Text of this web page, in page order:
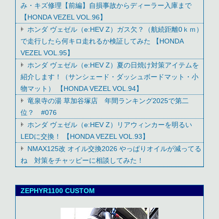
み・キズ修理【前編】自損事故からディーラー入庫まで
【HONDA VEZEL VOL.96】
ホンダ ヴェゼル（e:HEV Z）ガス欠？（航続距離0ｋｍ）
で走行したら何キロ走れるか検証してみた 【HONDA
VEZEL VOL.95】
ホンダ ヴェゼル（e:HEV Z）夏の日焼け対策アイテムを
紹介します！（サンシェード・ダッシュボードマット・小
物マット） 【HONDA VEZEL VOL.94】
竜泉寺の湯 草加谷塚店 年間ランキング2025で第二
位？ #076
ホンダ ヴェゼル（e:HEV Z）リアウィンカーを明るい
LEDに交換！ 【HONDA VEZEL VOL.93】
NMAX125改 オイル交換2026 やっぱりオイルが減ってる
ね 対策をチャッピーに相談してみた！
ZEPHYR1100 CUSTOM